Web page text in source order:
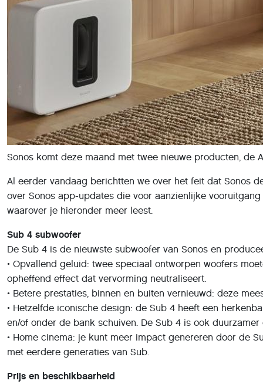
Sonos komt deze maand met twee nieuwe producten, de
Al eerder vandaag berichtten we over het feit dat Sonos
over Sonos app-updates die voor aanzienlijke
waarover je hieronder meer leest.
Sub 4 subwoofer
De Sub 4 is de nieuwste subwoofer van Sonos en
• Opvallend geluid: twee speciaal ontworpen woofers
opheffend effect dat vervorming neutraliseert.
• Betere prestaties, binnen en buiten vernieuwd: deze
• Hetzelfde iconische design: de Sub 4 heeft een
en/of onder de bank schuiven. De Sub 4 is ook
• Home cinema: je kunt meer impact genereren door de
met eerdere generaties van Sub.
Prijs en beschikbaarheid